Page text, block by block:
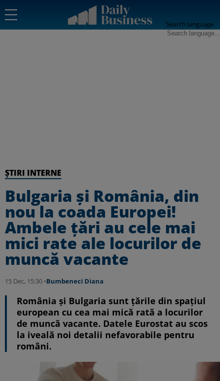
Search language
ȘTIRI INTERNE
Bulgaria și România, din
nou la coada Europei!
Ambele țări au cele mai
mici rate ale locurilor de
muncă vacante
15 Dec, 15:30 •Bumbeneci Diana
România și Bulgaria sunt țările din spațiul
european cu cea mai mică rată a locurilor
de muncă vacante. Datele Eurostat au scos
la iveală noi detalii nefavorabile pentru
români.